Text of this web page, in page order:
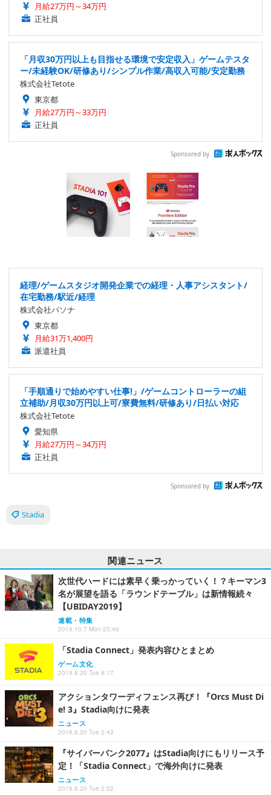
月給27万円～34万円
正社員
「月収30万円以上も目指せる環境で安定収入」ゲームテスタ
ー/未経験OK/研修あり/シンプル作業/高収入可能/安定勤務
株式会社Tetote
東京都
月給27万円～33万円
正社員
Sponsored by
経理/ゲームスタジオ開発企業での経理・人事アシスタント/
在宅勤務/駅近/経理
株式会社パソナ
東京都
月給31万1,400円
派遣社員
「手順通りで始めやすい仕事!」/ゲームコントローラーの組
立補助/月収30万円以上可/寮費無料/研修あり/日払い対応
株式会社Tetote
愛知県
月給27万円～34万円
正社員
Sponsored by
Stadia
関連ニュース
次世代ハードには素早く乗っかっていく！？キーマン3
名が展望を語る「ラウンドテーブル」は新情報続々
【UBIDAY2019】
連載・特集
2019.10.7 Mon 23:49
「Stadia Connect」発表内容ひとまとめ
ゲーム文化
2019.8.20 Tue 6:17
アクションタワーディフェンス再び！『Orcs Must Di
e! 3』Stadia向けに発表
ニュース
2019.8.20 Tue 2:42
『サイバーパンク2077』はStadia向けにもリリース予
定！「Stadia Connect」で海外向けに発表
ニュース
2019.8.20 Tue 2:22